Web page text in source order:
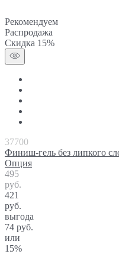
Рекомендуем
Распродажа
Скидка 15%
37700
Финиш-гель без липкого
Опция
495
руб.
421
руб.
выгода
74 руб.
или
15%